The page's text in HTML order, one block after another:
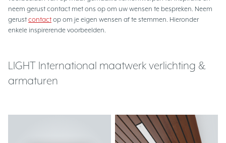
neem gerust contact met ons op om uw wensen te bespreken. Neem
gerust contact op om je eigen wensen af te stemmen. Hieronder
enkele inspirerende voorbeelden.
LIGHT International maatwerk verlichting &
armaturen